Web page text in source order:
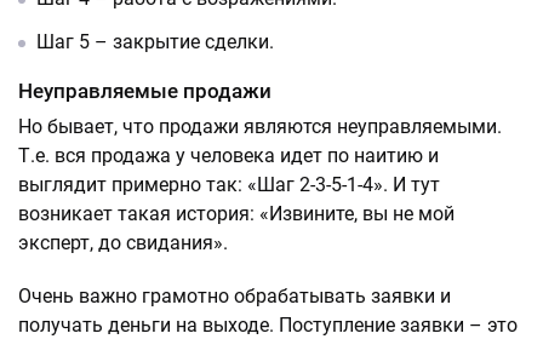
Шаг 5 – закрытие сделки.
Неуправляемые продажи
Но бывает, что продажи являются неуправляемыми.
Т.е. вся продажа у человека идет по наитию и
выглядит примерно так: «Шаг 2-3-5-1-4». И тут
возникает такая история: «Извините, вы не мой
эксперт, до свидания».
Очень важно грамотно обрабатывать заявки и
получать деньги на выходе. Поступление заявки – это